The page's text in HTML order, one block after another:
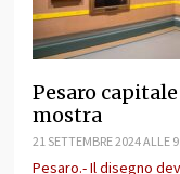
Pesaro
mostra
21 SETTEMBRE 2024 ALLE
Pesaro.- Il disegno